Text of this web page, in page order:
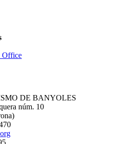
Office
DE BANYOLES
núm. 10